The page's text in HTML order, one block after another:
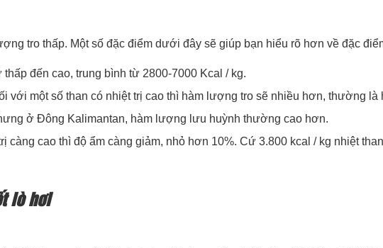
tro thấp. Một số đặc điểm dưới đây sẽ giúp bạn hiểu rõ hơn về đặc
đến cao, trung bình từ 2800-7000 Kcal / kg.
với một số than có nhiệt trị cao thì hàm lượng tro sẽ nhiều hơn, thường là
ở Đông Kalimantan, hàm lượng lưu huỳnh thường cao hơn.
càng cao thì độ ẩm càng giảm, nhỏ hơn 10%. Cứ 3.800 kcal / kg nhiệt
lò hơi